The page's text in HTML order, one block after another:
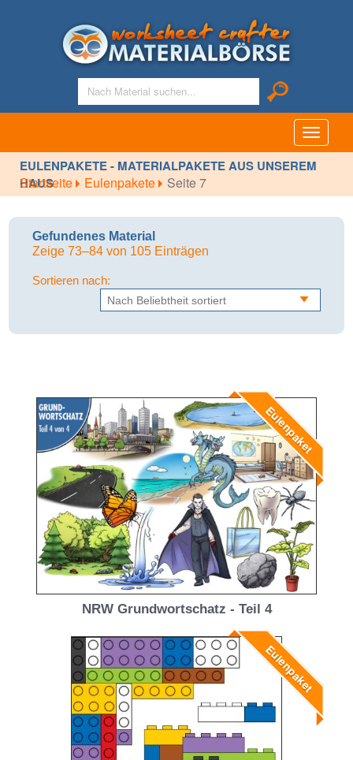
Toggle
EULENPAKETE - MATERIALPAKETE AUS UNSEREM
HAUS
Startseite Eulenpakete Seite 7
Gefundenes Material
Zeige 73–84 von 105 Einträgen
Sortieren nach:
Eulenpaket
NRW Grundwortschatz - Teil 4
Eulenpaket